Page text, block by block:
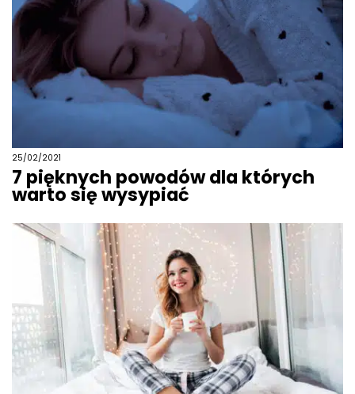
25/02/2021
7 pięknych powodów dla których
warto się wysypiać